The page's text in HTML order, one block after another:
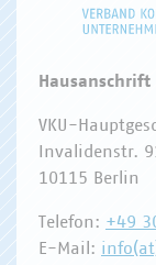
VKU-
Invalidenstr.
10115 Berlin
Telefon: +49
E-Mail: